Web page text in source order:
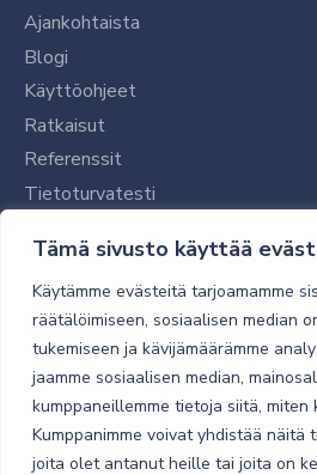
Tämä sivusto käyttää
Käytämme evästeitä tarjoamamme
räätälöimiseen, sosiaalisen median
tukemiseen ja kävijämäärämme
jaamme sosiaalisen median,
kumppaneillemme tietoja siitä, miten
Kumppanimme voivat yhdistää näitä
joita olet antanut heille tai joita on
Ajankohtaista
Blogi
Käyttöohjeet
Ratkaisut
Referenssit
Tietoturvatesti
Tilaajalle
Toimitustavat ja -kulut
Verkkokaupan yleiset ehdot
Toimitusehdot
Tietosuojaseloste
Tietoturva